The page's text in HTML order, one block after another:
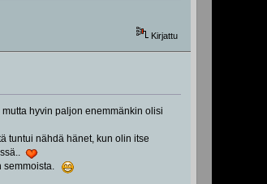
Kirjattu
hyvin paljon enemmänkin olisi
tuntui nähdä hänet, kun olin itse
semmoista.